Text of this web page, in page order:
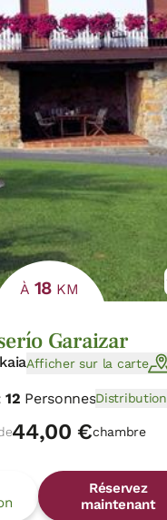
À 18 KM
Garaizar
Afficher sur la carte
12 PersonnesDistribution
44,00 €chambre
Réservez
maintenant